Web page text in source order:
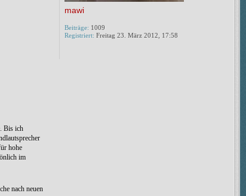
Bis ich
hohe
im
nach neuen
mawi
Beiträge: 1009
Registriert: Freitag 23. März 2012, 17:58